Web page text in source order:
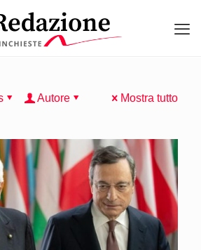
Autore Mostra tutto